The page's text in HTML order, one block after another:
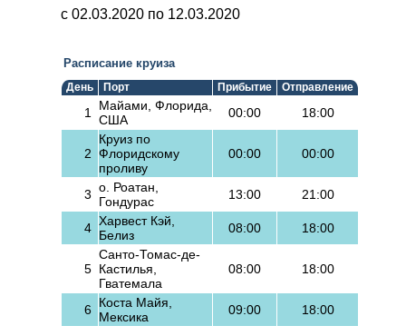
c 02.03.2020 по 12.03.2020
Расписание круиза
День Порт Прибытие Отправление
1
Майами, Флорида,
США
00:00 18:00
2
Круиз по
Флоридскому
проливу
00:00 00:00
3 о. Роатан,
Гондурас
13:00 21:00
4 Харвест Кэй,
Белиз
08:00 18:00
5
Санто-Томас-де-
Кастилья,
Гватемала
08:00 18:00
6
Коста Майя,
Мексика
09:00 18:00